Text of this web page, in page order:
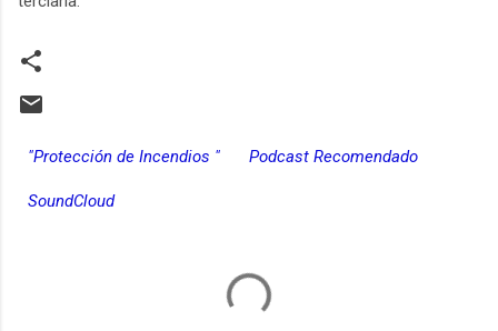
"Protección de Incendios " Podcast Recomendado
SoundCloud